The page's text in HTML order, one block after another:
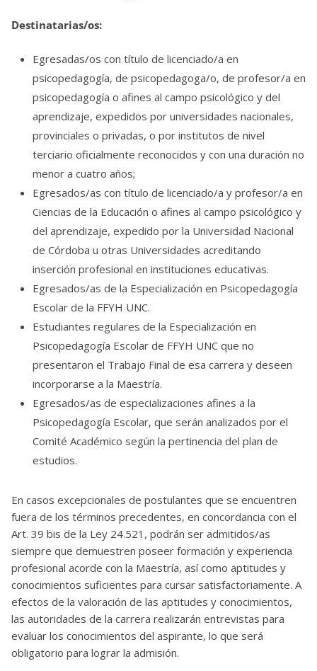
Destinatarias/os:
Egresadas/os con título de licenciado/a en
psicopedagogía, de psicopedagoga/o, de profesor/a en
psicopedagogía o afines al campo psicológico y del
aprendizaje, expedidos por universidades nacionales,
provinciales o privadas, o por institutos de nivel
terciario oficialmente reconocidos y con una duración no
menor a cuatro años;
Egresados/as con título de licenciado/a y profesor/a en
Ciencias de la Educación o afines al campo psicológico y
del aprendizaje, expedido por la Universidad Nacional
de Córdoba u otras Universidades acreditando
inserción profesional en instituciones educativas.
Egresados/as de la Especialización en Psicopedagogía
Escolar de la FFYH UNC.
Estudiantes regulares de la Especialización en
Psicopedagogía Escolar de FFYH UNC que no
presentaron el Trabajo Final de esa carrera y deseen
incorporarse a la Maestría.
Egresados/as de especializaciones afines a la
Psicopedagogía Escolar, que serán analizados por el
Comité Académico según la pertinencia del plan de
estudios.
En casos excepcionales de postulantes que se encuentren
fuera de los términos precedentes, en concordancia con el
Art. 39 bis de la Ley 24.521, podrán ser admitidos/as
siempre que demuestren poseer formación y experiencia
profesional acorde con la Maestría, así como aptitudes y
conocimientos suficientes para cursar satisfactoriamente. A
efectos de la valoración de las aptitudes y conocimientos,
las autoridades de la carrera realizarán entrevistas para
evaluar los conocimientos del aspirante, lo que será
obligatorio para lograr la admisión.